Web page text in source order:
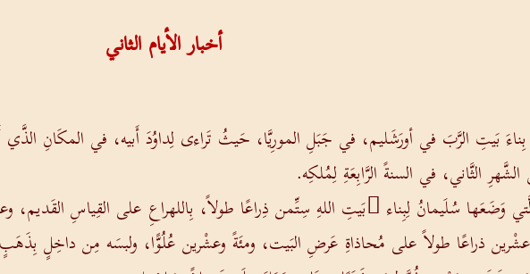
أخبار الأيام الثاني
بَيتِ الرَّبَ في أورَشَليم، في جَبَلِ المورِيَّا، حَيثُ تَراءى لِداوُدَ أَبيه، في المكَانِ الذَّي
الثَّاني، في السنةً الرَّابِعَةِ لِمُلكِه.
وَضَعَها سُلَيمانُ لِبِناء ِبَيتِ اللهِ سِتِّمن ذِراعًا طولاً، بِاللهراعِ على القِياسِ القَديم،
عشْرين ذراعًا طولاً على مُحاذاةِ عَرضِ البَيت، ومئَةً وعشْرين عُلُوًّا، ولبسَه مِن داخِلٍ